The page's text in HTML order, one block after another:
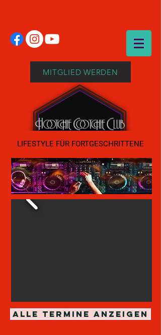
MITGLIED WERDEN
LIFESTYLE FÜR FORTGESCHRITTENE
ALLE TERMINE ANZEIGEN